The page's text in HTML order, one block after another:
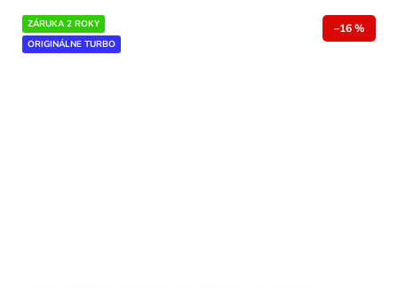
ZÁRUKA 2 ROKY
ORIGINÁLNE TURBO
–16 %